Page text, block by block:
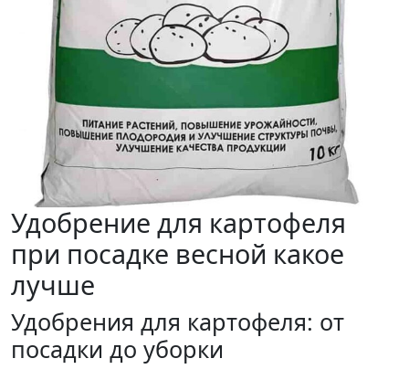
Удобрение для картофеля
при посадке весной какое
лучше
Удобрения для картофеля: от
посадки до уборки